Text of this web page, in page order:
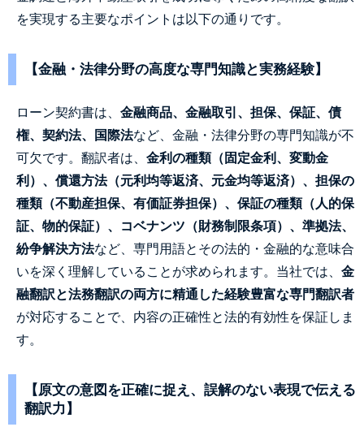
を実現する主要なポイントは以下の通りです。
【金融・法律分野の高度な専門知識と実務経験】
ローン契約書は、 金融商品、金融取引、担保、保証、債
権、契約法、国際法など、金融・法律分野の専門知識が不
可欠です。翻訳者は、 金利の種類（固定金利、変動金
利）、償還方法（元利均等返済、元金均等返済）、担保の
種類（不動産担保、有価証券担保）、保証の種類（人的保
証、物的保証）、コベナンツ（財務制限条項）、準拠法、
紛争解決方法など、専門用語とその法的・金融的な意味合
いを深く理解していることが求められます。当社では、 金
融翻訳と法務翻訳の両方に精通した経験豊富な専門翻訳者
が対応することで、内容の正確性と法的有効性を保証しま
す。
【原文の意図を正確に捉え、誤解のない表現で伝える
翻訳力】